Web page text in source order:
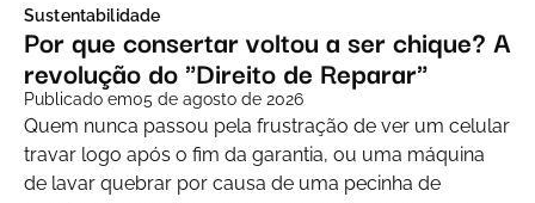
Sustentabilidade
Por que consertar voltou a ser chique? A
revolução do "Direito de Reparar"
Publicado em05 de agosto de 2026
Quem nunca passou pela frustração de ver um celular
travar logo após o fim da garantia, ou uma máquina
de lavar quebrar por causa de uma pecinha de